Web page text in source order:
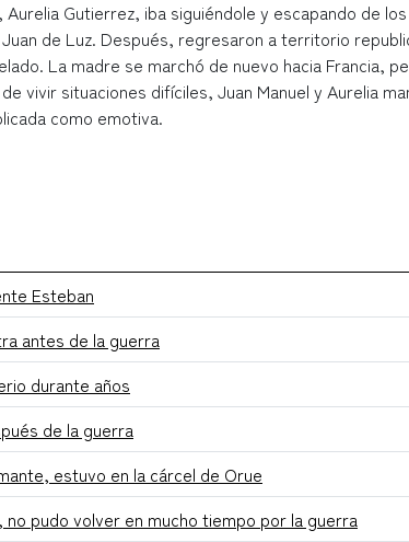
Gutierrez, iba siguiéndole y escapando de
de Luz. Después, regresaron a territorio
La madre se marchó de nuevo hacia Francia,
vivir situaciones difíciles, Juan Manuel y Aurelia
como emotiva.
Esteban
antes de la guerra
durante años
de la guerra
estuvo en la cárcel de Orue
pudo volver en mucho tiempo por la guerra